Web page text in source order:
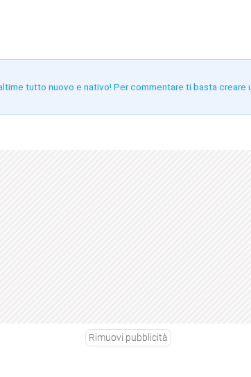
tutto nuovo e nativo! Per commentare ti basta creare
Rimuovi pubblicità